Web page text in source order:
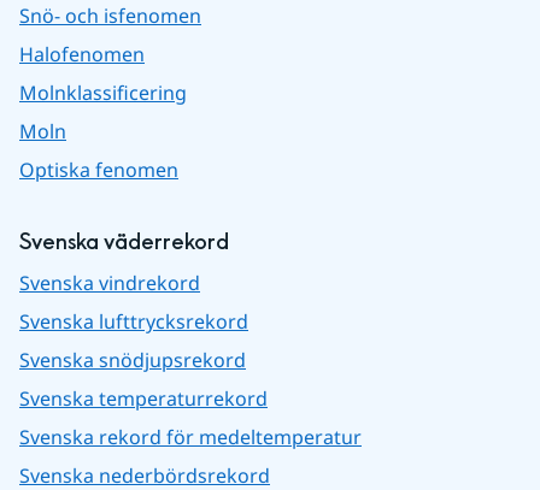
Snö- och isfenomen
Halofenomen
Molnklassificering
Moln
Optiska fenomen
Svenska väderrekord
Svenska vindrekord
Svenska lufttrycksrekord
Svenska snödjupsrekord
Svenska temperaturrekord
Svenska rekord för medeltemperatur
Svenska nederbördsrekord